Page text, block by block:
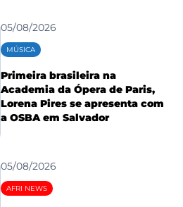
05/08/2026
MÚSICA
Primeira brasileira na
Academia da Ópera de Paris,
Lorena Pires se apresenta com
a OSBA em Salvador
05/08/2026
AFRI NEWS